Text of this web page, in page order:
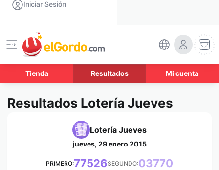
Iniciar Sesión
Tienda Resultados Mi cuenta
Resultados Lotería Jueves
Lotería Jueves
jueves, 29 enero 2015
PRIMERO:77526SEGUNDO:03770